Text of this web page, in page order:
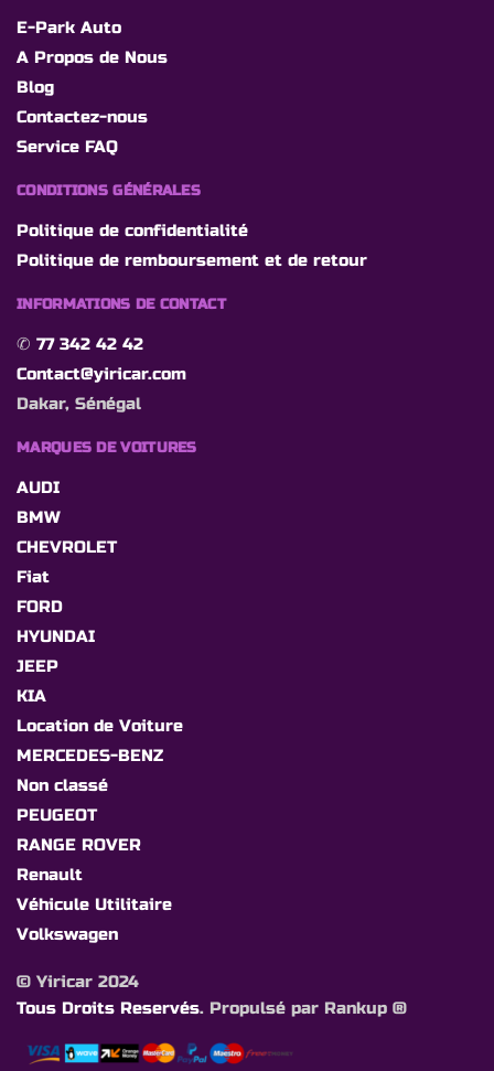
E-Park Auto
A Propos de Nous
Blog
Contactez-nous
Service FAQ
CONDITIONS GÉNÉRALES
Politique de confidentialité
Politique de remboursement et de retour
INFORMATIONS DE CONTACT
✆ 77 342 42 42
Contact@yiricar.com
Dakar, Sénégal
MARQUES DE VOITURES
AUDI
BMW
CHEVROLET
Fiat
FORD
HYUNDAI
JEEP
KIA
Location de Voiture
MERCEDES-BENZ
Non classé
PEUGEOT
RANGE ROVER
Renault
Véhicule Utilitaire
Volkswagen
© Yiricar 2024
Tous Droits Reservés. Propulsé par Rankup ®